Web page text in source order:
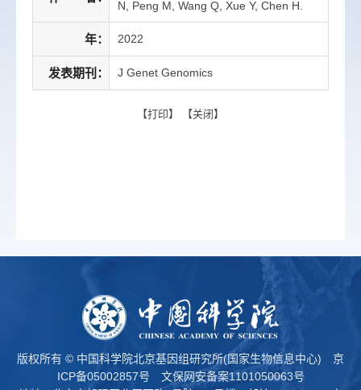
N, Peng M, Wang Q, Xue Y, Chen H.
年： 2022
发表期刊： J Genet Genomics
【打印】 【关闭 】
版权所有 © 中国科学院北京基因组研究所(国家生物信息中心) 京
ICP备05002857号
文保网安备案1101050063号